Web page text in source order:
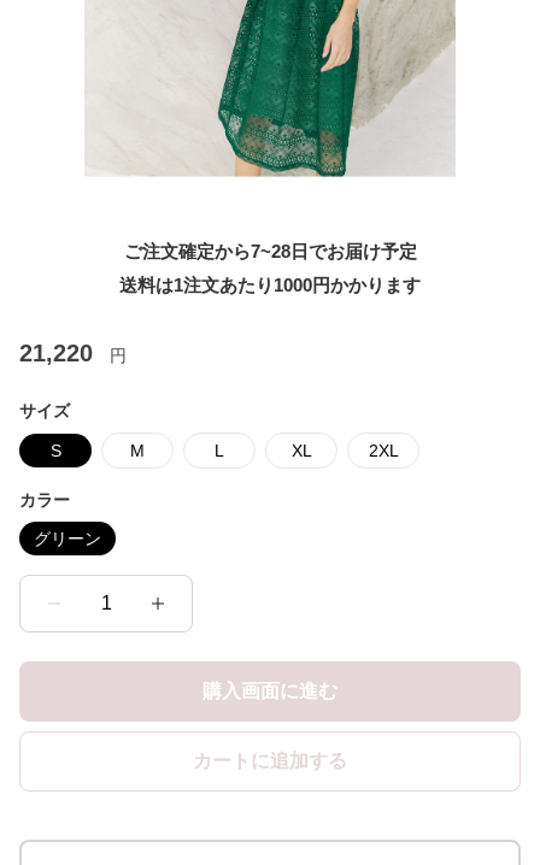
ご注文確定から7~28日でお届け予定
送料は1注文あたり 1000円かかります
21,220 円
サイズ
S M L XL 2XL
カラー
グリーン
1
購入画面に進む
カートに追加する